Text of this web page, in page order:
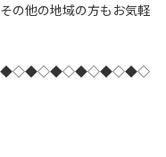
の他の地域の方もお気軽